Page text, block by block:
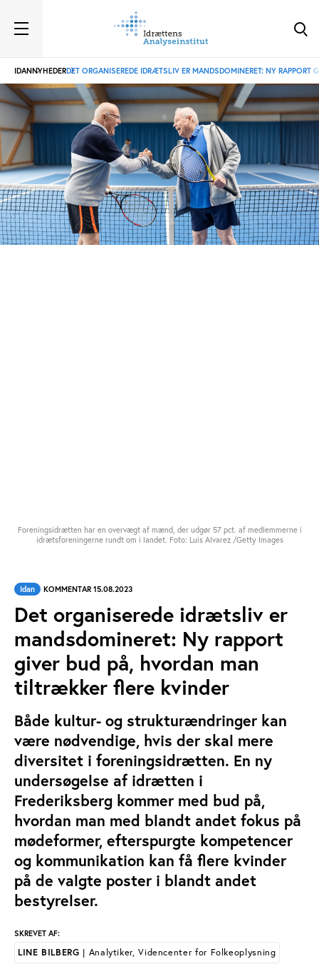
IDANNYHEDERDET ORGANISEREDE IDRÆTSLIV ER MANDSDOMINERET: NY RAPPORT
Foreningsidrætten har en overvægt af mænd, der udgør 57 pct. af medlemmerne i
idrætsforeningerne rundt om i landet. Foto: Luis Alvarez /Getty Images
Idan KOMMENTAR 15.08.2023
Det organiserede idrætsliv er
mandsdomineret: Ny rapport
giver bud på, hvordan man
tiltrækker flere kvinder
Både kultur- og strukturændringer kan
være nødvendige, hvis der skal mere
diversitet i foreningsidrætten. En ny
undersøgelse af idrætten i
Frederiksberg kommer med bud på,
hvordan man med blandt andet fokus på
mødeformer, efterspurgte kompetencer
og kommunikation kan få flere kvinder
på de valgte poster i blandt andet
bestyrelser.
SKREVET AF:
LINE BILBERG | Analytiker, Videncenter for Folkeoplysning